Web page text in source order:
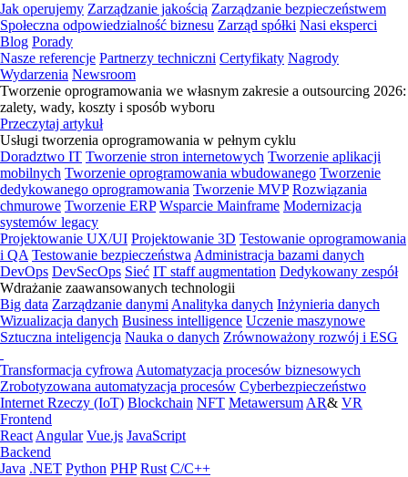
Jak operujemy Zarządzanie jakością Zarządzanie bezpieczeństwem
Społeczna odpowiedzialność biznesu Zarząd spółki Nasi eksperci
Blog Porady
Nasze referencje Partnerzy techniczni Certyfikaty Nagrody
Wydarzenia Newsroom
Tworzenie oprogramowania we własnym zakresie a outsourcing 2026:
zalety, wady, koszty i sposób wyboru
Przeczytaj artykuł
Usługi tworzenia oprogramowania w pełnym cyklu
Doradztwo IT Tworzenie stron internetowych Tworzenie aplikacji
mobilnych Tworzenie oprogramowania wbudowanego Tworzenie
dedykowanego oprogramowania Tworzenie MVP Rozwiązania
chmurowe Tworzenie ERP Wsparcie Mainframe Modernizacja
systemów legacy
Projektowanie UX/UI Projektowanie 3D Testowanie oprogramowania
i QA Testowanie bezpieczeństwa Administracja bazami danych
DevOps DevSecOps Sieć IT staff augmentation Dedykowany zespół
Wdrażanie zaawansowanych technologii
Big data Zarządzanie danymi Analityka danych Inżynieria danych
Wizualizacja danych Business intelligence Uczenie maszynowe
Sztuczna inteligencja Nauka o danych Zrównoważony rozwój i ESG
Transformacja cyfrowa Automatyzacja procesów biznesowych
Zrobotyzowana automatyzacja procesów Cyberbezpieczeństwo
Internet Rzeczy (IoT) Blockchain NFT Metawersum AR& VR
Frontend
React Angular Vue.js JavaScript
Backend
Java .NET Python PHP Rust C/C++